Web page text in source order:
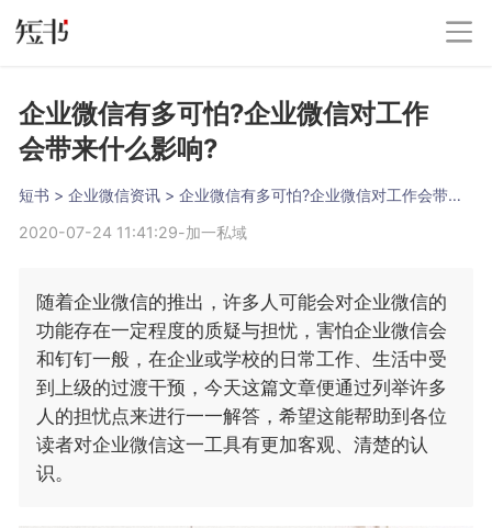
企业微信有多可怕?企业微信对工作
会带来什么影响?
短书 > 企业微信资讯 >
企业微信有多可怕?企业微信对工作会带来什么影响?
2020-07-24 11:41:29-加一私域
随着企业微信的推出，许多人可能会对企业微信的
功能存在一定程度的质疑与担忧，害怕企业微信会
和钉钉一般，在企业或学校的日常工作、生活中受
到上级的过渡干预，今天这篇文章便通过列举许多
人的担忧点来进行一一解答，希望这能帮助到各位
读者对企业微信这一工具有更加客观、清楚的认
识。